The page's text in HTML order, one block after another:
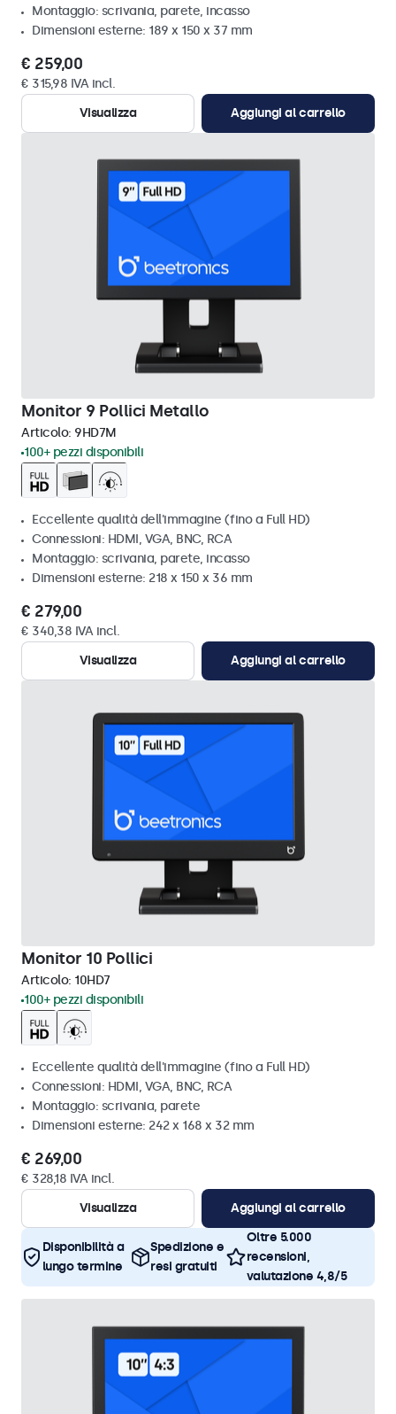
Montaggio: scrivania, parete, incasso
Dimensioni esterne: 189 x 150 x 37 mm
€ 259,00
€ 315,98 IVA incl.
Visualizza
Aggiungi al carrello
Monitor 9 Pollici Metallo
Articolo: 9HD7M
100+ pezzi disponibili
Eccellente qualità dell'immagine (fino a Full HD)
Connessioni: HDMI, VGA, BNC, RCA
Montaggio: scrivania, parete, incasso
Dimensioni esterne: 218 x 150 x 36 mm
€ 279,00
€ 340,38 IVA incl.
Visualizza
Aggiungi al carrello
Monitor 10 Pollici
Articolo: 10HD7
100+ pezzi disponibili
Eccellente qualità dell'immagine (fino a Full HD)
Connessioni: HDMI, VGA, BNC, RCA
Montaggio: scrivania, parete
Dimensioni esterne: 242 x 168 x 32 mm
€ 269,00
€ 328,18 IVA incl.
Visualizza
Aggiungi al carrello
Disponibilità a
lungo termine
Spedizione e
resi gratuiti
Oltre 5.000
recensioni,
valutazione 4,8/5